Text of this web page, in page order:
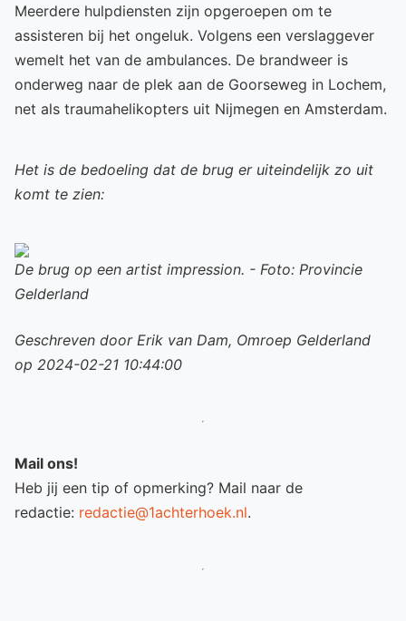
Meerdere hulpdiensten zijn opgeroepen om te
assisteren bij het ongeluk. Volgens een verslaggever
wemelt het van de ambulances. De brandweer is
onderweg naar de plek aan de Goorseweg in Lochem,
net als traumahelikopters uit Nijmegen en Amsterdam.
Het is de bedoeling dat de brug er uiteindelijk zo uit
komt te zien:
De brug op een artist impression. - Foto: Provincie
Gelderland
Geschreven door Erik van Dam, Omroep Gelderland
op 2024-02-21 10:44:00
Mail ons!
Heb jij een tip of opmerking? Mail naar de
redactie: redactie@1achterhoek.nl.